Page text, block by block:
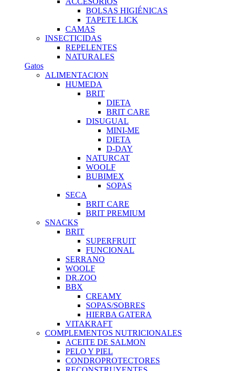
BOLSAS HIGIÉNICAS
TAPETE LICK
CAMAS
INSECTICIDAS
REPELENTES
NATURALES
Gatos
ALIMENTACION
HUMEDA
BRIT
DIETA
BRIT CARE
DISUGUAL
MINI-ME
DIETA
D-DAY
NATURCAT
WOOLF
BUBIMEX
SOPAS
SECA
BRIT CARE
BRIT PREMIUM
SNACKS
BRIT
SUPERFRUIT
FUNCIONAL
SERRANO
WOOLF
DR.ZOO
BBX
CREAMY
SOPAS/SOBRES
HIERBA GATERA
VITAKRAFT
COMPLEMENTOS NUTRICIONALES
ACEITE DE SALMON
PELO Y PIEL
CONDROPROTECTORES